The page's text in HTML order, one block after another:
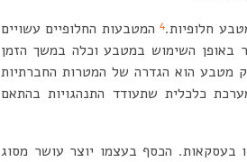
חלופיות.4המטבעות החלופיים עשויים
באופן השימוש במטבע וכלה במשך הזמן
מטבע הוא הגדרה של המטרות החברתיות
כלכלית שתעודד התנהגויות בהתאם
בעסקאות. הכסף בעצמו יוצר עושר מסוג